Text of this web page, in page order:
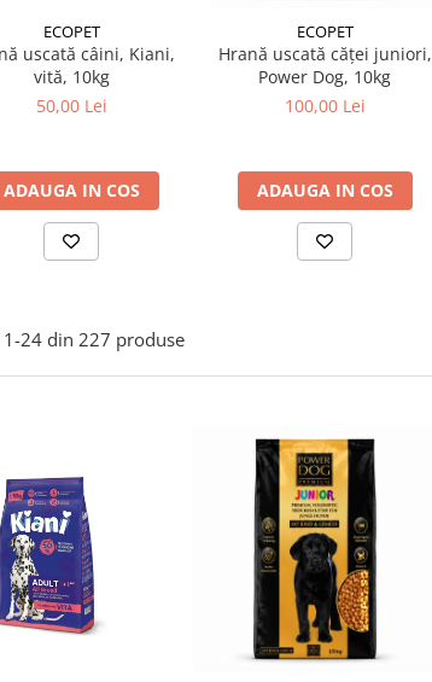
ECOPET
uscată câini, Kiani,
vită, 10kg
50,00 Lei
ADAUGA IN COS
ECOPET
Hrană uscată căței juniori,
Power Dog, 10kg
100,00 Lei
ADAUGA IN COS
1-24 din 227 produse